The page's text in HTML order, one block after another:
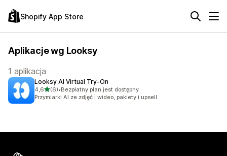
Shopify App Store
Aplikacje wg Looksy
1 aplikacja
Looksy AI Virtual Try‑On
4,6na 5 gwiazdek
(6)
Łączna liczba recenzji: 6
•Bezpłatny plan jest dostępny
Przymiarki AI ze zdjęć i wideo, pakiety i upsell